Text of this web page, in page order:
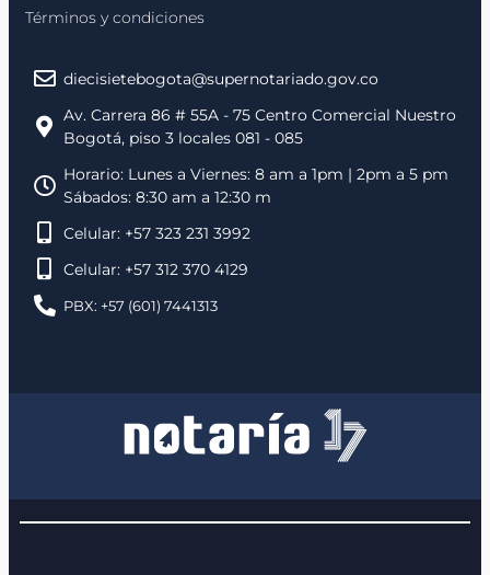
Términos y condiciones
diecisietebogota@supernotariado.gov.co
Av. Carrera 86 # 55A - 75 Centro Comercial Nuestro
Bogotá, piso 3 locales 081 - 085
Horario: Lunes a Viernes: 8 am a 1pm | 2pm a 5 pm
Sábados: 8:30 am a 12:30 m
Celular: +57 323 231 3992
Celular: +57 312 370 4129
PBX: +57 (601) 7441313